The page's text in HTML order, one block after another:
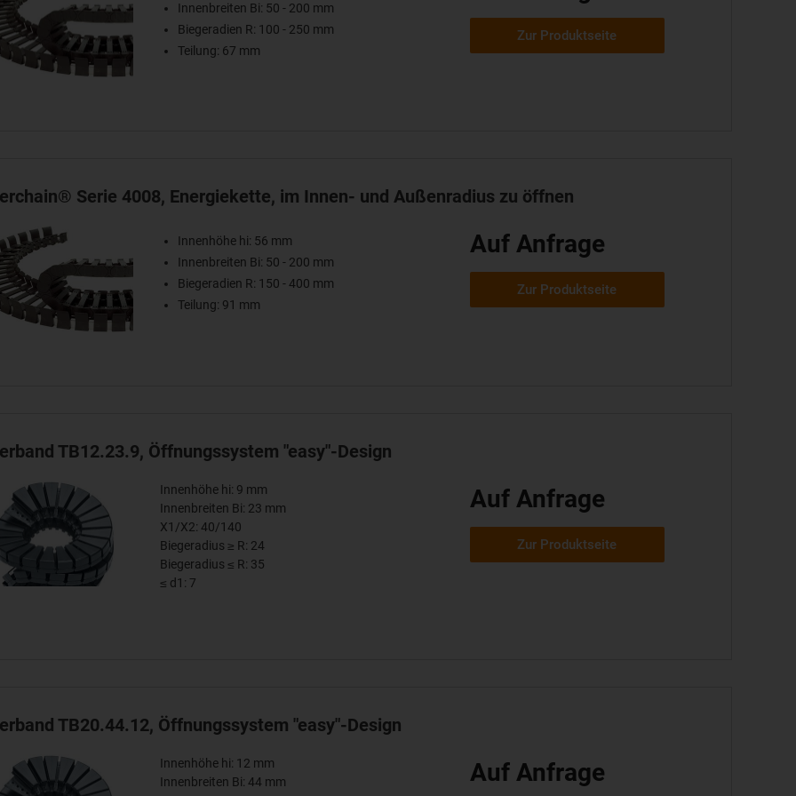
Innenbreiten Bi: 50 - 200 mm
Biegeradien R: 100 - 250 mm
Teilung: 67 mm
Zur Produktseite
Serie 4008, Energiekette, im Innen- und Außenradius zu öffnen
Innenhöhe hi: 56 mm
Innenbreiten Bi: 50 - 200 mm
Biegeradien R: 150 - 400 mm
Teilung: 91 mm
Auf Anfrage
Zur Produktseite
TB12.23.9, Öffnungssystem "easy"-Design
Innenhöhe hi: 9 mm
Innenbreiten Bi: 23 mm
X1/X2: 40/140
Biegeradius ≥ R: 24
Biegeradius ≤ R: 35
≤ d1: 7
Auf Anfrage
Zur Produktseite
TB20.44.12, Öffnungssystem "easy"-Design
Innenhöhe hi: 12 mm
Innenbreiten Bi: 44 mm
Auf Anfrage